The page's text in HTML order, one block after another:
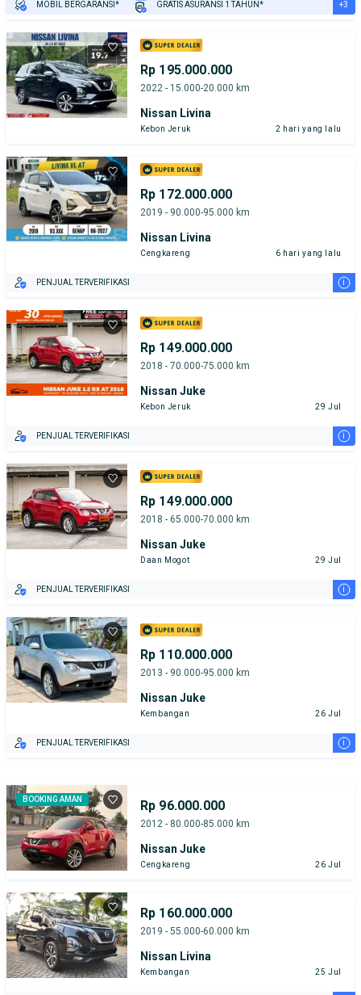
MOBIL BERGARANSI* GRATIS ASURANSI 1 TAHUN*
PENJUAL TERVERIFIKASI
+3
Rp 195.000.000
2022 - 15.000-20.000 km
Nissan Livina
Kebon Jeruk 2 hari yang lalu
Rp 172.000.000
2019 - 90.000-95.000 km
Nissan Livina
Cengkareng 6 hari yang lalu
PENJUAL TERVERIFIKASI i
Rp 149.000.000
2018 - 70.000-75.000 km
Nissan Juke
Kebon Jeruk 29 Jul
PENJUAL TERVERIFIKASI i
Rp 149.000.000
2018 - 65.000-70.000 km
Nissan Juke
Daan Mogot 29 Jul
PENJUAL TERVERIFIKASI i
Rp 110.000.000
2013 - 90.000-95.000 km
Nissan Juke
Kembangan 26 Jul
PENJUAL TERVERIFIKASI i
BOOKING AMAN Rp 96.000.000
2012 - 80.000-85.000 km
Nissan Juke
Cengkareng 26 Jul
Rp 160.000.000
2019 - 55.000-60.000 km
Nissan Livina
Kembangan 25 Jul